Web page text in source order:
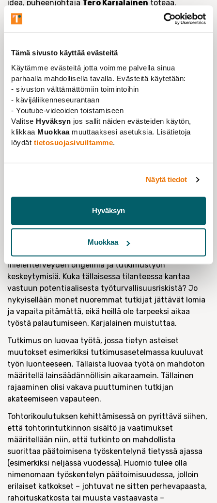
Tämä sivusto käyttää evästeitä
Käytämme evästeitä jotta voimme palvella sinua
parhaalla mahdollisella tavalla. Evästeitä käytetään:
- sivuston välttämättömiin toimintoihin
- kävijäliikenneseurantaan
- Youtube-videoiden toistamiseen
Valitse Hyväksyn jos sallit näiden evästeiden käytön,
klikkaa Muokkaamuuttaaksesi asetuksia. Lisätietoja
löydät tietosuojasivuiltamme.
Näytä tiedot
Hyväksyn
Muokkaa
idea, puheenjohtaja Tero Karjalainen toteaa.
On ehdottoman tärkeää, että jatkossakin on
mahdollista suorittaa tohtorintutkintoja erilaisissa
Tohtorintutkinnon ajallinen rajaaminen ei myöskään
edistäisi tutkijoiden tasa-arvoa ja yhdenvertaisuutta
esimerkiksi erilaisten perhetilanteiden tai
terveydentilan kannalta. Päinvastoin katsomme, että
korkeimman tutkinnon suorittamisen
saavutettavuutta ja tutkijakunnan moninaisuutta
tulee edistää huomioimaan aiempaa paremmin tasa-
arvo ja yhdenvertaisuuskysymykset.
myötä vastuu kohdennettaisiin entistä enemmän
väitöskirjatutkijalle ilman takeita siitä, että yliopisto,
väitöskirjatutkimuksen edistämiselle annetussa ajassa
ja mitä tapahtuu – menettääkö tutkija tutkinto-
oikeuden kokonaan – jos työ ei ole valmistunut.
– Jo nykyisellään nuoremmat tutkijat kärsivät kovista
odotuksista ja paineista, mikä aiheuttaa pahimmillaan
mielenterveyden ongelmia ja tutkimustyön
keskeytymisiä. Kuka tällaisessa tilanteessa kantaa
vastuun potentiaalisesta työturvallisuusriskistä? Jo
nykyisellään monet nuoremmat tutkijat jättävät lomia
ja vapaita pitämättä, eikä heillä ole tarpeeksi aikaa
työstä palautumiseen, Karjalainen muistuttaa.
Tutkimus on luovaa työtä, jossa tietyn asteiset
muutokset esimerkiksi tutkimusasetelmassa kuuluvat
työn luonteeseen. Tällaista luovaa työtä on mahdoton
määritellä lainsäädännöllisin aikaraamein. Tällainen
rajaaminen olisi vakava puuttuminen tutkijan
akateemiseen vapauteen.
Tohtorikoulutuksen kehittämisessä on pyrittävä siihen,
että tohtorintutkinnon sisältö ja vaatimukset
määritellään niin, että tutkinto on mahdollista
suorittaa päätoimisena työskentelynä tietyssä ajassa
(esimerkiksi neljässä vuodessa). Huomio tulee olla
nimenomaan työskentelyn päätoimisuudessa, jolloin
erilaiset katkokset – johtuvat ne sitten perhevapaasta,
rahoituskatkosta tai muusta vastaavasta –